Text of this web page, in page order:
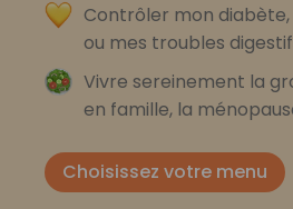
Contrôler mon
ou mes troubles
Vivre sereinement la
en famille, la
Choisissez votre menu